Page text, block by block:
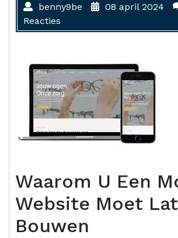
benny9be 08 april 2024
Reacties
Waarom U Een
Website Moet
Bouwen